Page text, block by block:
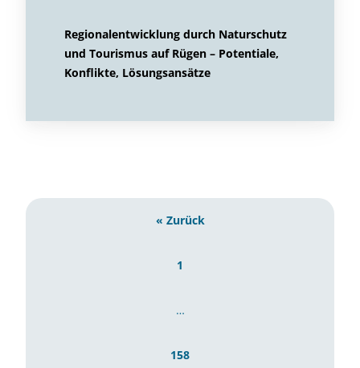
Regionalentwicklung durch Naturschutz
und Tourismus auf Rügen – Potentiale,
Konflikte, Lösungsansätze
« Zurück
1
…
158